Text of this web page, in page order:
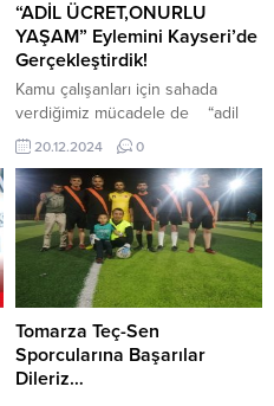
“ADİL ÜCRET,ONURLU
YAŞAM” Eylemini Kayseri’de
Gerçekleştirdik!
Kamu çalışanları için sahada
verdiğimiz mücadele de “adil
ücret, onurlu yaşam” temalı yurt
eylemlerimizin ilk durağı olan
Kayseri’de geniş katılım ve
coşkuyla gerçekleştirdik. 18 Aralık
2024 günü Kayseri İl Milli Eğitim
Müdürlüğü önünden kamu
çalışanlarının mali ve özlük hakları
için ses yükselttik. Genel
Başkanımız Ümit DEMİREL’İN
yaptığı basın açıklamasıyla
başlayan...
20.12.2024 0
Tomarza Teç-Sen
Sporcularına Başarılar
Dileriz…